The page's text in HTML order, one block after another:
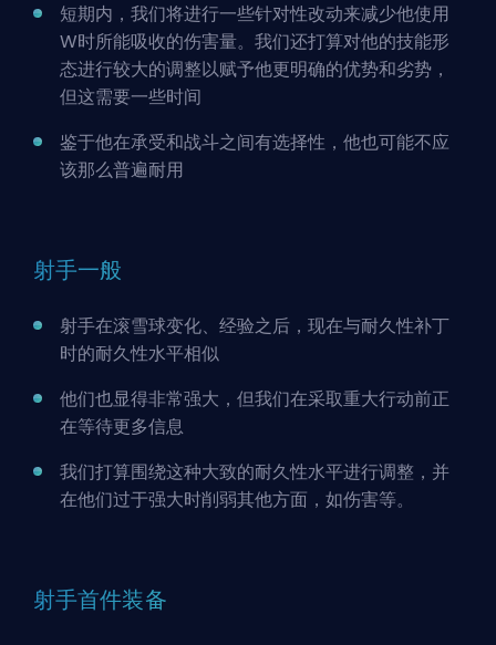
短期内，我们将进行一些针对性改动来减少他使用
W时所能吸收的伤害量。我们还打算对他的技能形
态进行较大的调整以赋予他更明确的优势和劣势，
但这需要一些时间
鉴于他在承受和战斗之间有选择性，他也可能不应
该那么普遍耐用
射手一般
射手在滚雪球变化、经验之后，现在与耐久性补丁
时的耐久性水平相似
他们也显得非常强大，但我们在采取重大行动前正
在等待更多信息
我们打算围绕这种大致的耐久性水平进行调整，并
在他们过于强大时削弱其他方面，如伤害等。
射手首件装备